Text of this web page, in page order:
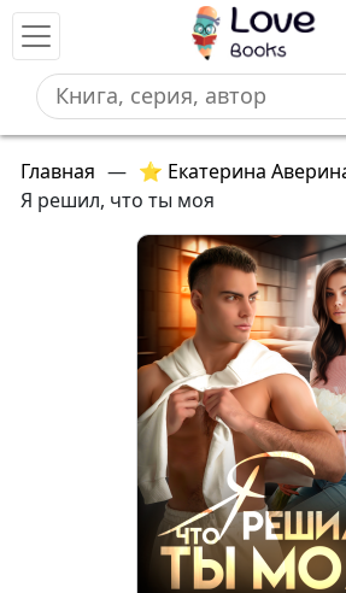
Главная — ⭐ Екатерина
Я решил, что ты моя